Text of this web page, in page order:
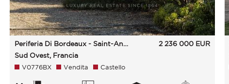
Periferia Di Bordeaux - Saint-André-De-Cubzac
Sud Ovest, Francia
2 236 000 EUR
V0776BX Vendita Castello